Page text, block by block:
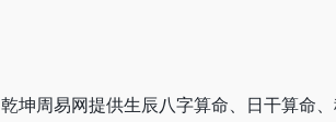
乾坤周易网提供生辰八字算命、日干算命